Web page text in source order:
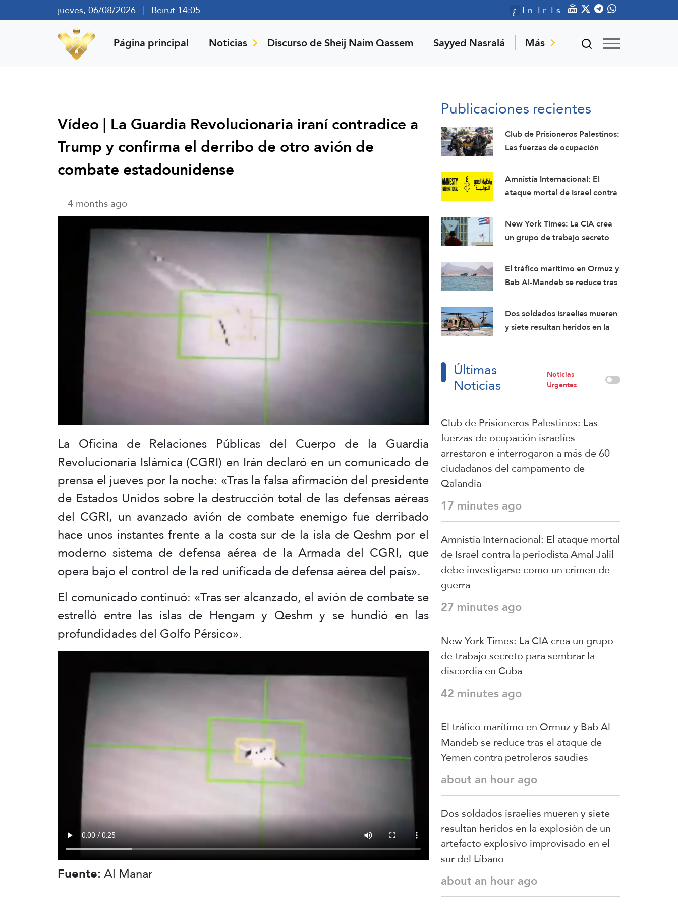
jueves, 06/08/2026 Beirut 14:05 ع En Fr Es
Página principal Noticias Discurso de Sheij Naim Qassem Sayyed Nasralá Más
Vídeo | La Guardia Revolucionaria iraní contradice a
Trump y confirma el derribo de otro avión de
combate estadounidense
4 months ago
La Oficina de Relaciones Públicas del Cuerpo de la Guardia
Revolucionaria Islámica (CGRI) en Irán declaró en un comunicado de
prensa el jueves por la noche: «Tras la falsa afirmación del presidente
de Estados Unidos sobre la destrucción total de las defensas aéreas
del CGRI, un avanzado avión de combate enemigo fue derribado
hace unos instantes frente a la costa sur de la isla de Qeshm por el
moderno sistema de defensa aérea de la Armada del CGRI, que
opera bajo el control de la red unificada de defensa aérea del país».
El comunicado continuó: «Tras ser alcanzado, el avión de combate se
estrelló entre las islas de Hengam y Qeshm y se hundió en las
profundidades del Golfo Pérsico».
Fuente:Al Manar
Publicaciones recientes
Club de Prisioneros Palestinos:
Las fuerzas de ocupación
interrogaron a más de 60
ciudadanos del campamento
de Qalandia
Amnistía Internacional: El
ataque mortal de Israel contra
investigarse como un crimen
de guerra
New York Times: La CIA crea
un grupo de trabajo secreto
Cuba
El tráfico marítimo en Ormuz y
Bab Al-Mandeb se reduce tras
petroleros saudíes
Dos soldados israelíes mueren
y siete resultan heridos en la
sur del Líbano
Últimas
Noticias
Noticias
Urgentes
Club de Prisioneros Palestinos: Las
fuerzas de ocupación israelíes
arrestaron e interrogaron a más de 60
ciudadanos del campamento de
Qalandia
17 minutes ago
Amnistía Internacional: El ataque mortal
de Israel contra la periodista Amal Jalil
debe investigarse como un crimen de
guerra
27 minutes ago
New York Times: La CIA crea un grupo
de trabajo secreto para sembrar la
discordia en Cuba
42 minutes ago
El tráfico marítimo en Ormuz y Bab Al-
Mandeb se reduce tras el ataque de
Yemen contra petroleros saudíes
about an hour ago
Dos soldados israelíes mueren y siete
resultan heridos en la explosión de un
artefacto explosivo improvisado en el
sur del Líbano
about an hour ago